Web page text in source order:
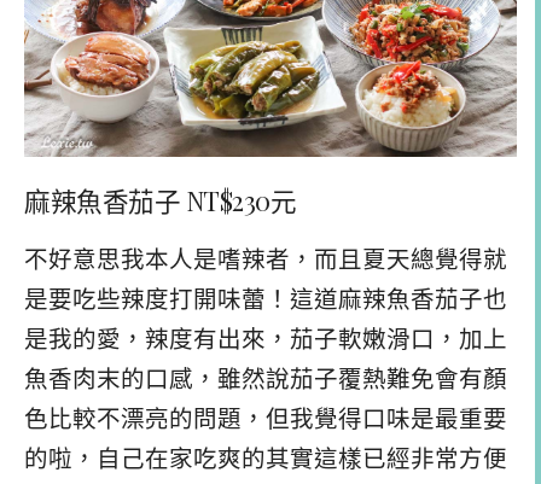
麻辣魚香茄子 NT$230元
不好意思我本人是嗜辣者，而且夏天總覺得就
是要吃些辣度打開味蕾！這道麻辣魚香茄子也
是我的愛，辣度有出來，茄子軟嫩滑口，加上
魚香肉末的口感，雖然說茄子覆熱難免會有顏
色比較不漂亮的問題，但我覺得口味是最重要
的啦，自己在家吃爽的其實這樣已經非常方便